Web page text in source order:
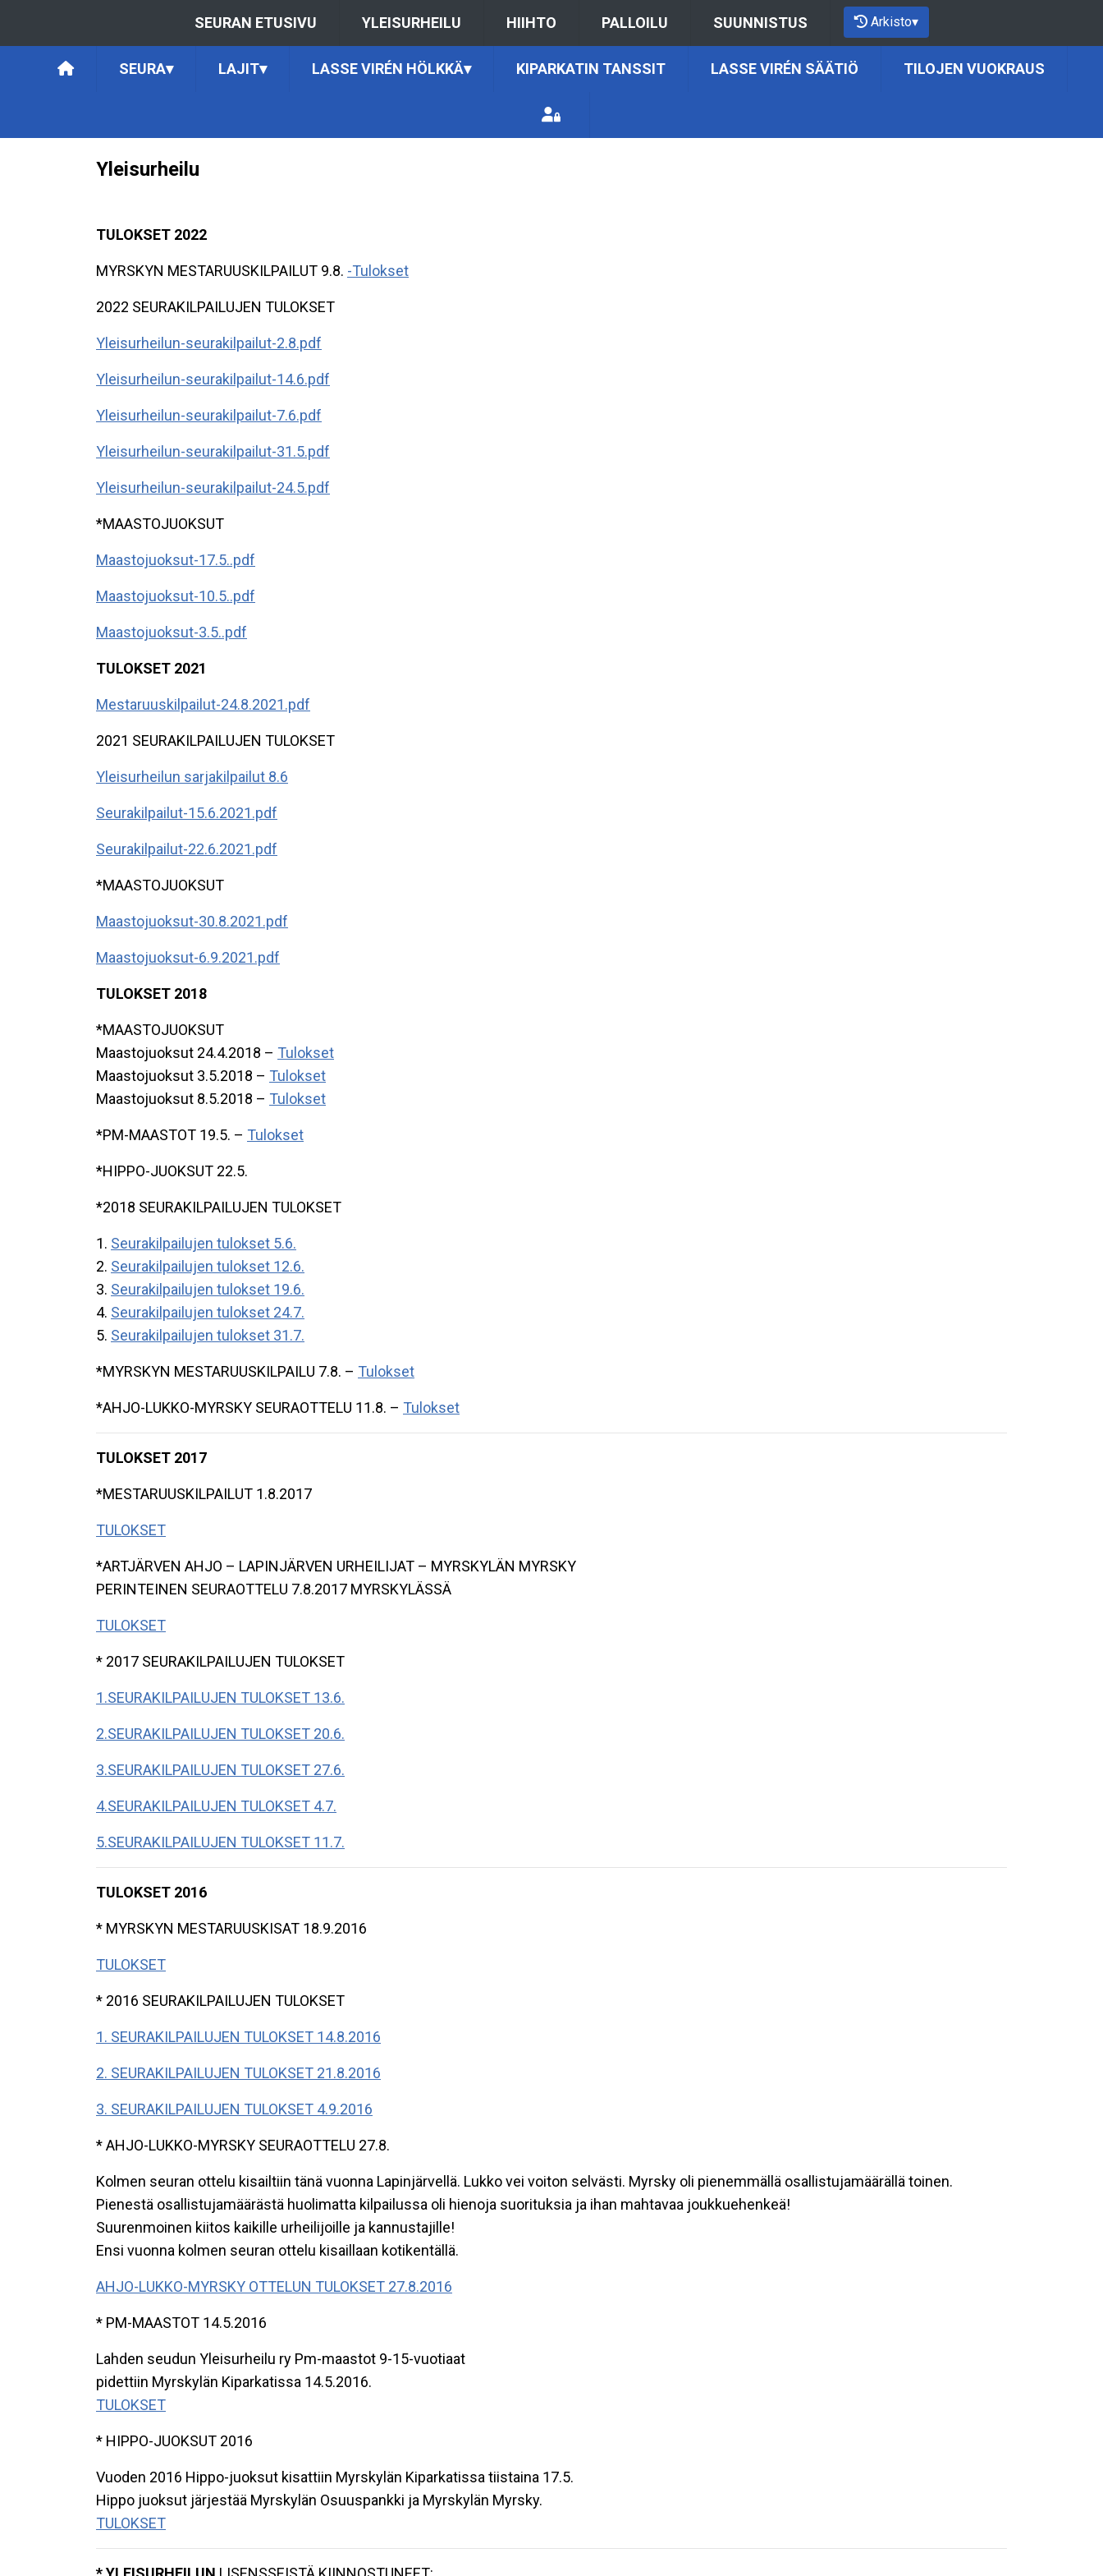
SEURAN ETUSIVU YLEISURHEILU HIIHTO PALLOILU SUUNNISTUS Arkisto▾
SEURA▾ LAJIT▾ LASSE VIRÉN HÖLKKÄ▾ KIPARKATIN TANSSIT LASSE VIRÉN SÄÄTIÖ TILOJEN VUOKRAUS
Yleisurheilu
TULOKSET 2022
MYRSKYN MESTARUUSKILPAILUT 9.8. -Tulokset
2022 SEURAKILPAILUJEN TULOKSET
Yleisurheilun-seurakilpailut-2.8.pdf
Yleisurheilun-seurakilpailut-14.6.pdf
Yleisurheilun-seurakilpailut-7.6.pdf
Yleisurheilun-seurakilpailut-31.5.pdf
Yleisurheilun-seurakilpailut-24.5.pdf
*MAASTOJUOKSUT
Maastojuoksut-17.5..pdf
Maastojuoksut-10.5..pdf
Maastojuoksut-3.5..pdf
TULOKSET 2021
Mestaruuskilpailut-24.8.2021.pdf
2021 SEURAKILPAILUJEN TULOKSET
Yleisurheilun sarjakilpailut 8.6
Seurakilpailut-15.6.2021.pdf
Seurakilpailut-22.6.2021.pdf
*MAASTOJUOKSUT
Maastojuoksut-30.8.2021.pdf
Maastojuoksut-6.9.2021.pdf
TULOKSET 2018
*MAASTOJUOKSUT
Maastojuoksut 24.4.2018 – Tulokset
Maastojuoksut 3.5.2018 – Tulokset
Maastojuoksut 8.5.2018 – Tulokset
*PM-MAASTOT 19.5. – Tulokset
*HIPPO-JUOKSUT 22.5.
*2018 SEURAKILPAILUJEN TULOKSET
1. Seurakilpailujen tulokset 5.6.
2. Seurakilpailujen tulokset 12.6.
3. Seurakilpailujen tulokset 19.6.
4. Seurakilpailujen tulokset 24.7.
5. Seurakilpailujen tulokset 31.7.
*MYRSKYN MESTARUUSKILPAILU 7.8. – Tulokset
*AHJO-LUKKO-MYRSKY SEURAOTTELU 11.8. – Tulokset
TULOKSET 2017
*MESTARUUSKILPAILUT 1.8.2017
TULOKSET
*ARTJÄRVEN AHJO – LAPINJÄRVEN URHEILIJAT – MYRSKYLÄN MYRSKY
PERINTEINEN SEURAOTTELU 7.8.2017 MYRSKYLÄSSÄ
TULOKSET
* 2017 SEURAKILPAILUJEN TULOKSET
1.SEURAKILPAILUJEN TULOKSET 13.6.
2.SEURAKILPAILUJEN TULOKSET 20.6.
3.SEURAKILPAILUJEN TULOKSET 27.6.
4.SEURAKILPAILUJEN TULOKSET 4.7.
5.SEURAKILPAILUJEN TULOKSET 11.7.
TULOKSET 2016
* MYRSKYN MESTARUUSKISAT 18.9.2016
TULOKSET
* 2016 SEURAKILPAILUJEN TULOKSET
1. SEURAKILPAILUJEN TULOKSET 14.8.2016
2. SEURAKILPAILUJEN TULOKSET 21.8.2016
3. SEURAKILPAILUJEN TULOKSET 4.9.2016
* AHJO-LUKKO-MYRSKY SEURAOTTELU 27.8.
Kolmen seuran ottelu kisailtiin tänä vuonna Lapinjärvellä. Lukko vei voiton selvästi. Myrsky oli pienemmällä osallistujamäärällä toinen.
Pienestä osallistujamäärästä huolimatta kilpailussa oli hienoja suorituksia ja ihan mahtavaa joukkuehenkeä!
Suurenmoinen kiitos kaikille urheilijoille ja kannustajille!
Ensi vuonna kolmen seuran ottelu kisaillaan kotikentällä.
AHJO-LUKKO-MYRSKY OTTELUN TULOKSET 27.8.2016
* PM-MAASTOT 14.5.2016
Lahden seudun Yleisurheilu ry Pm-maastot 9-15-vuotiaat
pidettiin Myrskylän Kiparkatissa 14.5.2016.
TULOKSET
* HIPPO-JUOKSUT 2016
Vuoden 2016 Hippo-juoksut kisattiin Myrskylän Kiparkatissa tiistaina 17.5.
Hippo juoksut järjestää Myrskylän Osuuspankki ja Myrskylän Myrsky.
TULOKSET